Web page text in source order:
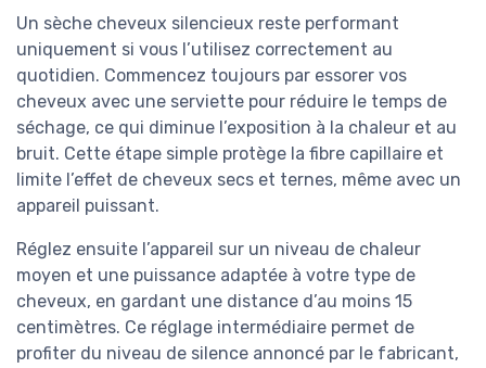
Un sèche cheveux silencieux reste performant
uniquement si vous l’utilisez correctement au
quotidien. Commencez toujours par essorer vos
cheveux avec une serviette pour réduire le temps de
séchage, ce qui diminue l’exposition à la chaleur et au
bruit. Cette étape simple protège la fibre capillaire et
limite l’effet de cheveux secs et ternes, même avec un
appareil puissant.
Réglez ensuite l’appareil sur un niveau de chaleur
moyen et une puissance adaptée à votre type de
cheveux, en gardant une distance d’au moins 15
centimètres. Ce réglage intermédiaire permet de
profiter du niveau de silence annoncé par le fabricant,